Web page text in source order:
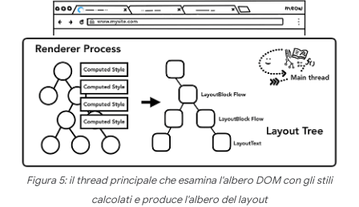
Figura 5: il thread principale che esamina l'albero DOM con gli stili
calcolati e produce l'albero del layout